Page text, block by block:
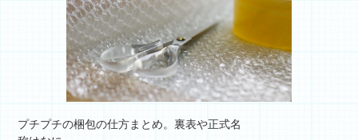
プチプチの梱包の仕方まとめ。裏表や正式名